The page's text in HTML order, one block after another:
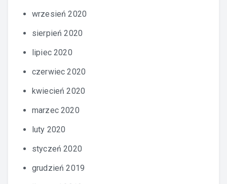
wrzesień 2020
sierpień 2020
lipiec 2020
czerwiec 2020
kwiecień 2020
marzec 2020
luty 2020
styczeń 2020
grudzień 2019